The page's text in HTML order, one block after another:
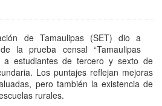
de Tamaulipas (SET) dio a
la prueba censal “Tamaulipas
a estudiantes de tercero y sexto de
Los puntajes reflejan mejoras
pero también la existencia de
rurales.